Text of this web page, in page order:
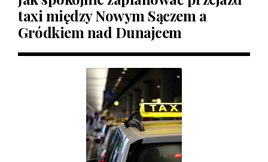
taxi między Nowym Sączem a
Gródkiem nad Dunajcem